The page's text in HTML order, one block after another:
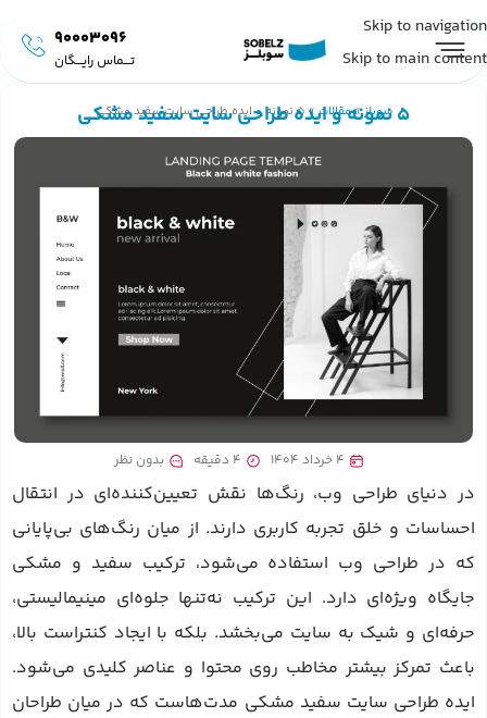
Skip to navigation
Skip to main content
90003096
تـــماس رایـــگان
سوبلز»مقالات» 5 نمونه و ایده طراحی سایت سفید مشکی 5 نمونه و ایده طراحی سایت سفید مشکی
4 خرداد 1404 4 دقیقه بدون نظر
در دنیای طراحی وب، رنگ‌ها نقش تعیین‌کننده‌ای در انتقال
احساسات و خلق تجربه کاربری دارند. از میان رنگ‌های بی‌پایانی
که در طراحی وب استفاده می‌شود، ترکیب سفید و مشکی
جایگاه ویژه‌ای دارد. این ترکیب نه‌تنها جلوه‌ای مینیمالیستی،
حرفه‌ای و شیک به سایت می‌بخشد. بلکه با ایجاد کنتراست بالا،
باعث تمرکز بیشتر مخاطب روی محتوا و عناصر کلیدی می‌شود.
ایده طراحی سایت سفید مشکی مدت‌هاست که در میان طراحان